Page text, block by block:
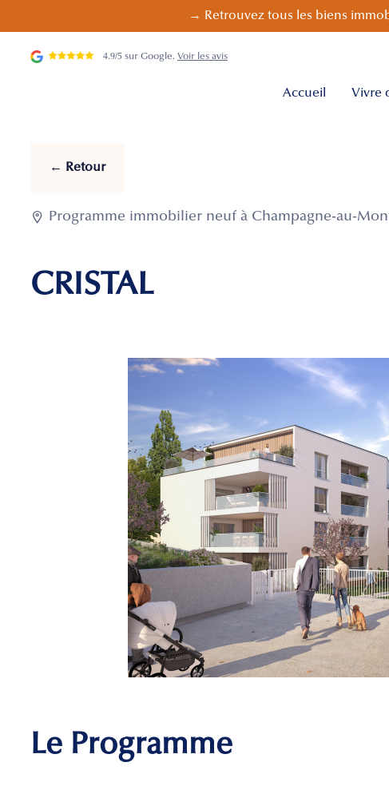
→ Retrouvez tous les biens
4.9/5 sur Google. Voir les avis
Accueil Vivre
← Retour
 Programme immobilier neuf à Champagne-au-
CRISTAL
Le Programme